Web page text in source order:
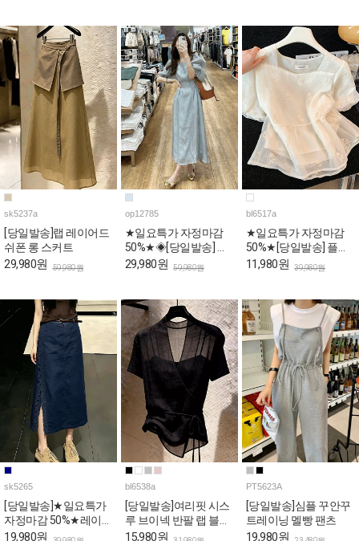
sk5237a
[당일발송]랩 레이어드
쉬폰 롱 스커트
29,980원 59,980원
op12785
★일요특가 자정마감
50%★◈[당일발송] 스
퀘어넥 스카이 퍼프 롱
29,980원 59,980원
bl6517a
★일요특가 자정마감
50%★[당일발송] 플라
워 자수 스퀘어 퍼프 페
11,980원 39,980원
sk5265
[당일발송]★일요특가
자정마감 50%★레이스
사이드 슬릿 A라인 스
19,980원
bl6538a
[당일발송]여리핏 시스
루 브이넥 반팔 랩 블라
우스
15,980원
PT5623A
[당일발송]심플 꾸안꾸
트레이닝 멜빵 팬츠
19,980원